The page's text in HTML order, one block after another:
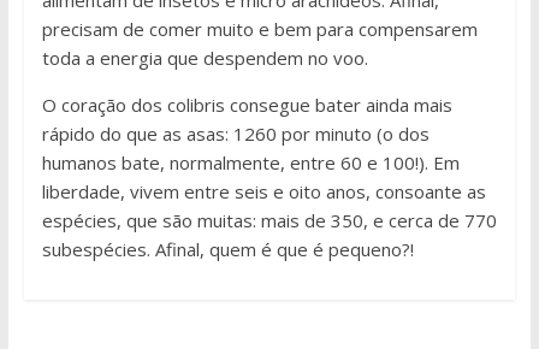
precisam de comer muito e bem para compensarem
toda a energia que despendem no voo.
O coração dos colibris consegue bater ainda mais
rápido do que as asas: 1260 por minuto (o dos
humanos bate, normalmente, entre 60 e 100!). Em
liberdade, vivem entre seis e oito anos, consoante as
espécies, que são muitas: mais de 350, e cerca de 770
subespécies. Afinal, quem é que é pequeno?!